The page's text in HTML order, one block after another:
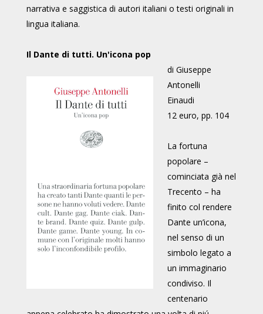
narrativa e saggistica di autori italiani o testi originali in
lingua italiana.
Il Dante di tutti. Un'icona pop
di Giuseppe
Antonelli
Einaudi
12 euro, pp. 104
La fortuna
popolare –
cominciata già nel
Trecento – ha
finito col rendere
Dante un’icona,
nel senso di un
simbolo legato a
un immaginario
condiviso. Il
centenario